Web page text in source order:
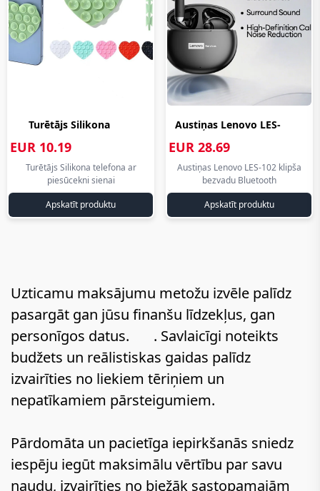
Turētājs Silikona
telefona ar ...
aliexpress.lv eiro
EUR 10.19
aliexpress.lv
eiro
Turētājs Silikona telefona ar
piesūcekni sienai
Apskatīt produktu
Austiņas Lenovo LES-
102 klipša... aliexpress.lv
eiro
EUR 28.69
aliexpress.lv
eiro
Austiņas Lenovo LES-102 klipša
bezvadu Bluetooth
Apskatīt produktu
Uzticamu maksājumu metožu izvēle palīdz
pasargāt gan jūsu finanšu līdzekļus, gan
personīgos datus.
. Savlaicīgi noteikts
budžets un reālistiskas gaidas palīdz
izvairīties no liekiem tēriņiem un
nepatīkamiem pārsteigumiem.
Pārdomāta un pacietīga iepirkšanās sniedz
iespēju iegūt maksimālu vērtību par savu
naudu, izvairīties no biežāk sastopamajām